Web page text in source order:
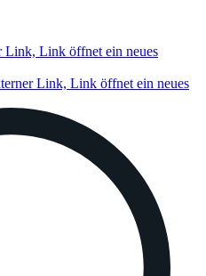
Link, Link öffnet ein neues
Link, Link öffnet ein neues